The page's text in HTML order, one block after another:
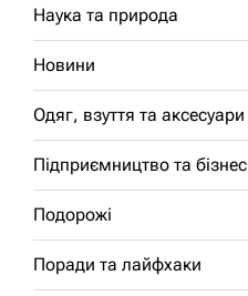
Наука та природа
Новини
Одяг, взуття та аксесуари
Підприємництво та бізнес
Подорожі
Поради та лайфхаки